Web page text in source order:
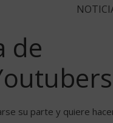
de
su parte y quiere